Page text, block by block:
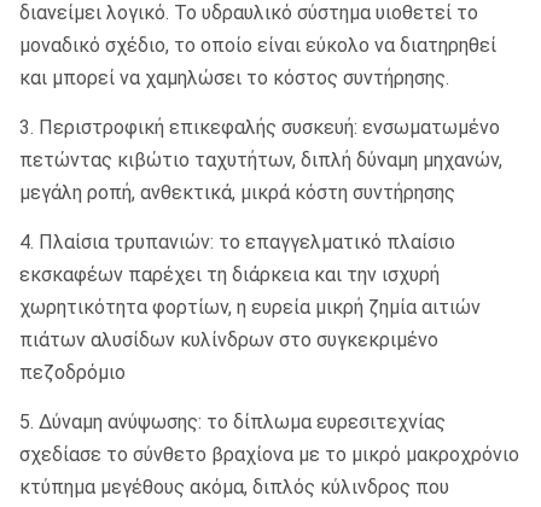
διανείμει λογικό. Το υδραυλικό σύστημα υιοθετεί το
μοναδικό σχέδιο, το οποίο είναι εύκολο να διατηρηθεί
και μπορεί να χαμηλώσει το κόστος συντήρησης.
3. Περιστροφική επικεφαλής συσκευή: ενσωματωμένο
πετώντας κιβώτιο ταχυτήτων, διπλή δύναμη μηχανών,
μεγάλη ροπή, ανθεκτικά, μικρά κόστη συντήρησης
4. Πλαίσια τρυπανιών: το επαγγελματικό πλαίσιο
εκσκαφέων παρέχει τη διάρκεια και την ισχυρή
χωρητικότητα φορτίων, η ευρεία μικρή ζημία αιτιών
πιάτων αλυσίδων κυλίνδρων στο συγκεκριμένο
πεζοδρόμιο
5. Δύναμη ανύψωσης: το δίπλωμα ευρεσιτεχνίας
σχεδίασε το σύνθετο βραχίονα με το μικρό μακροχρόνιο
κτύπημα μεγέθους ακόμα, διπλός κύλινδρος που